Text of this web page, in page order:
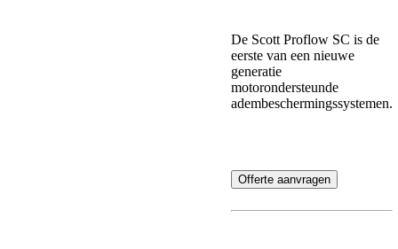
De Scott Proflow SC is de
eerste van een nieuwe
generatie
motorondersteunde
adembeschermingssystemen.
Offerte aanvragen